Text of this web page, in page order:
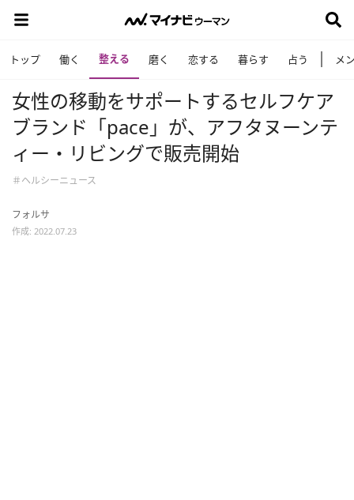
トップ 働く 整える 磨く 恋する 暮らす 占う メ
女性の移動をサポートするセルフケア
ブランド「pace」が、アフタヌーンテ
ィー・リビングで販売開始
＃ヘルシーニュース
フォルサ
作成: 2022.07.23